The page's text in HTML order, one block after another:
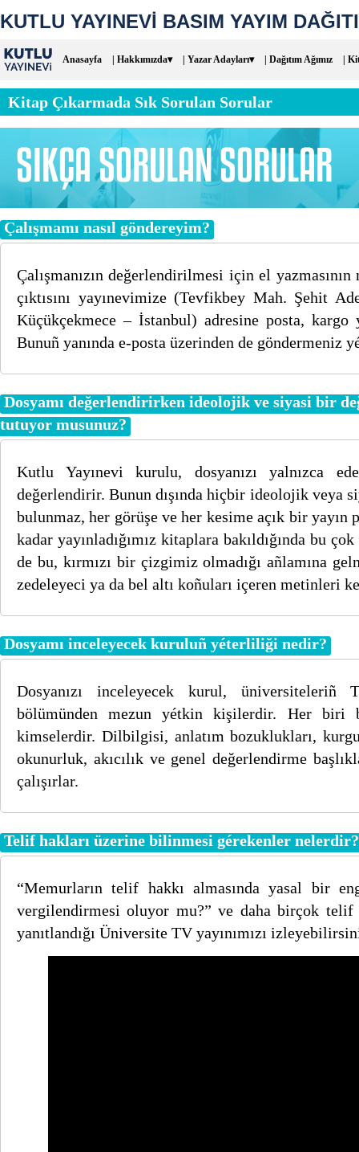
KUTLU YAYINEVİ BASIM YAYIM
Anasayfa | Hakkımızda▾ | Yazar Adayları▾ | Dağıtım Ağımız |
Kitap Çıkarmada Sık Sorulan Sorular
Çalışmamı nasıl göndereyim?
Çalışmanızın değerlendirilmesi için el yazmasının
çıktısını yayınevimize (Tevfikbey Mah. Şehit
Küçükçekmece – İstanbul) adresine posta,
Bunuñ yanında e-posta üzerinden de göndermeniz
Dosyamı değerlendirirken ideolojik ve siyasi bir
tutuyor musunuz?
Kutlu Yayınevi kurulu, dosyanızı yalnızca
değerlendirir. Bunun dışında hiçbir ideolojik veya
bulunmaz, her görüşe ve her kesime açık bir yayın
kadar yayınladığımız kitaplara bakıldığında bu
de bu, kırmızı bir çizgimiz olmadığı añlamına
zedeleyeci ya da bel altı koñuları içeren metinleri
Dosyamı inceleyecek kuruluñ yéterliliği nedir?
Dosyanızı inceleyecek kurul,
bölümünden mezun yétkin kişilerdir. Her biri
kimselerdir. Dilbilgisi, anlatım bozuklukları,
okunurluk, akıcılık ve genel değerlendirme
çalışırlar.
Telif hakları üzerine bilinmesi gérekenler nelerdir?
“Memurların telif hakkı almasında yasal bir
vergilendirmesi oluyor mu?” ve daha birçok telif
yanıtlandığı Üniversite TV yayınımızı